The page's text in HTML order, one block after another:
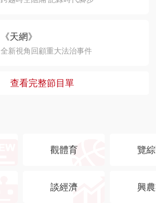
《天網》
全新視角回顧重大法治事件
查看完整節目單
觀體育 覽
談經濟 興